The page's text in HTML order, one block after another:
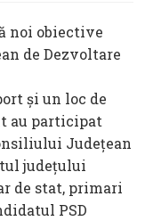
noi obiective
de Dezvoltare
și un loc de
au participat
Județean
județului
de stat, primari
PSD